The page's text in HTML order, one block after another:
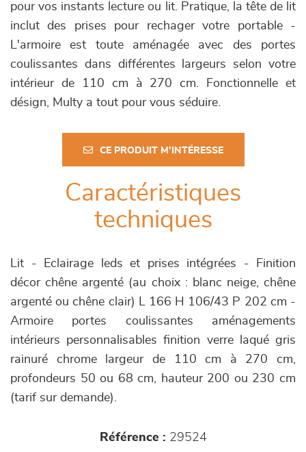
pour vos instants lecture ou lit. Pratique, la tête de lit
inclut des prises pour rechager votre portable -
L'armoire est toute aménagée avec des portes
coulissantes dans différentes largeurs selon votre
intérieur de 110 cm à 270 cm. Fonctionnelle et
désign, Multy a tout pour vous séduire.
CE PRODUIT M'INTÉRESSE
Caractéristiques
techniques
Lit - Eclairage leds et prises intégrées - Finition
décor chêne argenté (au choix : blanc neige, chêne
argenté ou chêne clair) L 166 H 106/43 P 202 cm -
Armoire portes coulissantes aménagements
intérieurs personnalisables finition verre laqué gris
rainuré chrome largeur de 110 cm à 270 cm,
profondeurs 50 ou 68 cm, hauteur 200 ou 230 cm
(tarif sur demande).
Référence : 29524